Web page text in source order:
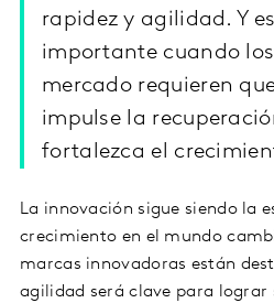
rapidez y agilidad. Y
importante cuando
mercado requieren
impulse la
fortalezca el
La innovación sigue siendo la
crecimiento en el mundo
marcas innovadoras están
agilidad será clave para lograr